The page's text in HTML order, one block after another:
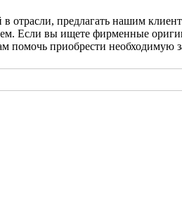
отрасли, предлагать нашим
Если вы ищете фирменные
приобрести необходимую